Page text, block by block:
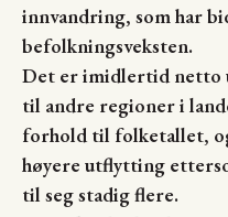
innvandring, som har
befolkningsveksten.
Det er imidlertid netto
til andre regioner i
forhold til folketallet,
høyere utflytting
til seg stadig flere.